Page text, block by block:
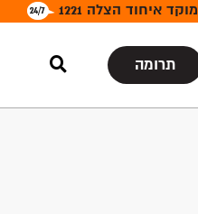
מוקד איחוד הצלה 1221
תרומה